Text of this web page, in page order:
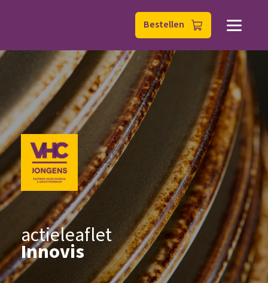
Bestellen
actieleaflet
Innovis